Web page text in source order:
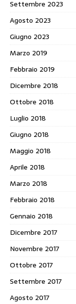
Settembre 2023
Agosto 2023
Giugno 2023
Marzo 2019
Febbraio 2019
Dicembre 2018
Ottobre 2018
Luglio 2018
Giugno 2018
Maggio 2018
Aprile 2018
Marzo 2018
Febbraio 2018
Gennaio 2018
Dicembre 2017
Novembre 2017
Ottobre 2017
Settembre 2017
Agosto 2017